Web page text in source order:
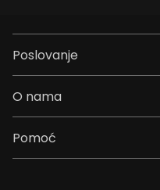
Poslovanje
O nama
Pomoć